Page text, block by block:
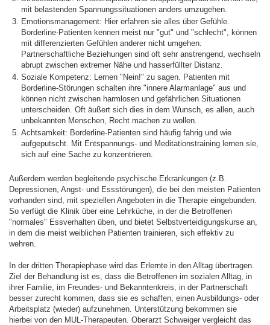
mit belastenden Spannungssituationen anders umzugehen.
Emotionsmanagement: Hier erfahren sie alles über Gefühle.
Borderline-Patienten kennen meist nur "gut" und "schlecht", können
mit differenzierten Gefühlen anderer nicht umgehen.
Partnerschaftliche Beziehungen sind oft sehr anstrengend, wechseln
abrupt zwischen extremer Nähe und hasserfüllter Distanz.
Soziale Kompetenz: Lernen "Nein!" zu sagen. Patienten mit
Borderline-Störungen schalten ihre "innere Alarmanlage" aus und
können nicht zwischen harmlosen und gefährlichen Situationen
unterscheiden. Oft äußert sich dies in dem Wunsch, es allen, auch
unbekannten Menschen, Recht machen zu wollen.
Achtsamkeit: Borderline-Patienten sind häufig fahrig und wie
aufgeputscht. Mit Entspannungs- und Meditationstraining lernen sie,
sich auf eine Sache zu konzentrieren.
Außerdem werden begleitende psychische Erkrankungen (z.B.
Depressionen, Angst- und Essstörungen), die bei den meisten Patienten
vorhanden sind, mit speziellen Angeboten in die Therapie eingebunden.
So verfügt die Klinik über eine Lehrküche, in der die Betroffenen
"normales" Essverhalten üben, und bietet Selbstverteidigungskurse an,
in dem die meist weiblichen Patienten trainieren, sich effektiv zu
wehren.
In der dritten Therapiephase wird das Erlernte in den Alltag übertragen.
Ziel der Behandlung ist es, dass die Betroffenen im sozialen Alltag, in
ihrer Familie, im Freundes- und Bekanntenkreis, in der Partnerschaft
besser zurecht kommen, dass sie es schaffen, einen Ausbildungs- oder
Arbeitsplatz (wieder) aufzunehmen. Unterstützung bekommen sie
hierbei von den MUL-Therapeuten. Oberarzt Schweiger vergleicht das